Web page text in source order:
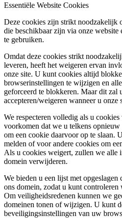
Essentiële Website Cookies
Deze cookies zijn strikt noodzakelijk
die beschikbaar zijn via onze website
te gebruiken.
Omdat deze cookies strikt
leveren, heeft het weigeren ervan
onze site. U kunt cookies altijd
browserinstellingen te wijzigen en
geforceerd te blokkeren. Maar dit zal
accepteren/weigeren wanneer u onze
We respecteren volledig als u
voorkomen dat we u telkens
om een cookie daarvoor op te slaan.
melden of voor andere cookies om
Als u cookies weigert, zullen we alle
domein verwijderen.
We bieden u een lijst met
ons domein, zodat u kunt controleren
Om veiligheidsredenen kunnen we
domeinen tonen of wijzigen. U kunt
beveiligingsinstellingen van uw